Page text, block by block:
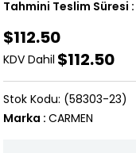
Tahmini Teslim Süresi :
$112.50
KDV Dahil $112.50
(58303-23)
Marka : CARMEN